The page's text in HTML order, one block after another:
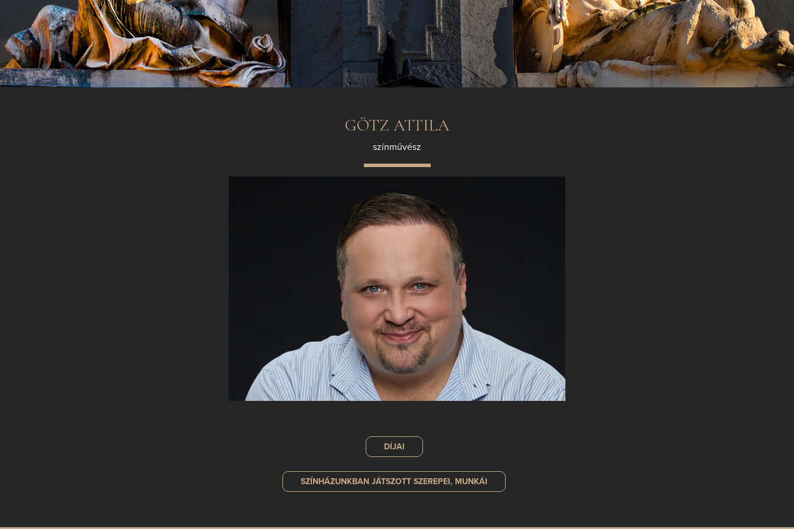
GÖTZ ATTILA
színművész
DÍJAI
SZÍNHÁZUNKBAN JÁTSZOTT SZEREPEI, MUNKÁI